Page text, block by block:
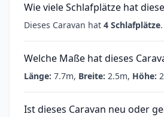
Wie viele Schlafplätze hat
Dieses Caravan hat 4 Schlafplätze.
Welche Maße hat dieses
Länge: 7.7m, Breite: 2.5m, Höhe:
Ist dieses Caravan neu oder